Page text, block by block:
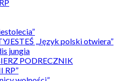
„Język polski otwiera”
jungia
PODRECZNIK
RP”